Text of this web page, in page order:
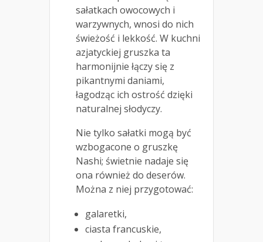
sałatkach owocowych i
warzywnych, wnosi do nich
świeżość i lekkość. W kuchni
azjatyckiej gruszka ta
harmonijnie łączy się z
pikantnymi daniami,
łagodząc ich ostrość dzięki
naturalnej słodyczy.
Nie tylko sałatki mogą być
wzbogacone o gruszkę
Nashi; świetnie nadaje się
ona również do deserów.
Można z niej przygotować:
galaretki,
ciasta francuskie,